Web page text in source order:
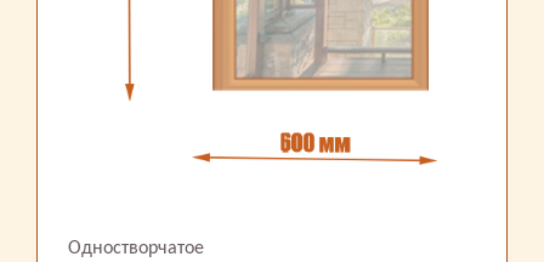
Одностворчатое